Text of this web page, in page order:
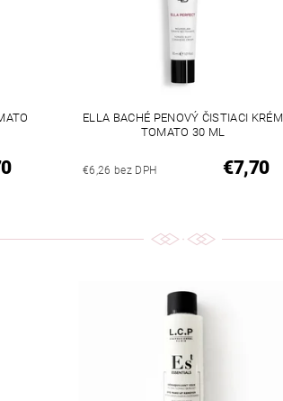
ELLA BACHÉ PENOVÝ ČISTIACI KRÉM
TOMATO 30 ML
€6,26 bez DPH €7,70